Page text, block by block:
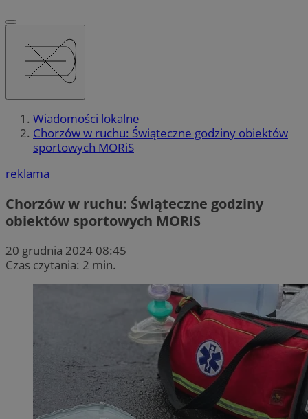
Wiadomości lokalne
Chorzów w ruchu: Świąteczne godziny obiektów
sportowych MORiS
reklama
Chorzów w ruchu: Świąteczne godziny
obiektów sportowych MORiS
20 grudnia 2024 08:45
Czas czytania: 2 min.